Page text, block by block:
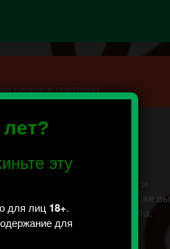
эту
для лиц 18+.
для
сервисе повторно.
самыми интимными и
и сексуальных опытах. Так же вы
Огромная просьба,
картинки в
( или подобное)